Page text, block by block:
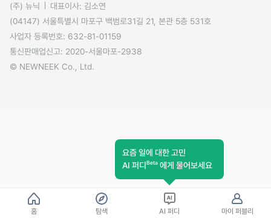
(주) 뉴닉
대표이사: 김소연
(04147) 서울특별시 마포구 백범로31길 21, 본관 5층 531호
사업자 등록번호: 632-81-01159
통신판매업신고: 2020-서울마포-2938
© NEWNEEK Co., Ltd.
홈 탐색
요즘 일에 대한 고민
AI 퍼디Beta 에게 물어보세요
AI 퍼디 마이 퍼블리